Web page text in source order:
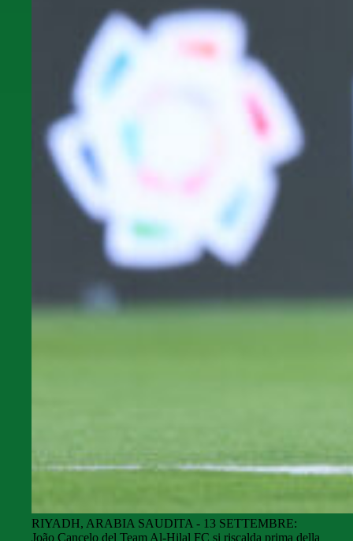
RIYADH, ARABIA SAUDITA - 13 SETTEMBRE:
João Cancelo del Team Al-Hilal FC si riscalda prima della